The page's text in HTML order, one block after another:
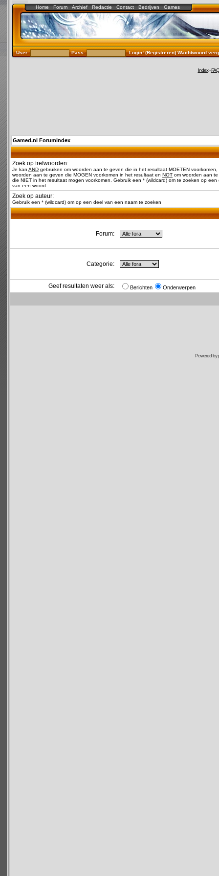
Home Forum Archief Redactie Contact Bedrijven Games
User: Pass: Login!(Registreren)Wachtwoord
Index-FAQ
Gamed.nl Forumindex
Zoek op trefwoorden:
Je kan AND gebruiken om woorden aan te geven die in het resultaat MOETEN voorkomen,
woorden aan te geven die MOGEN voorkomen in het resultaat en NOT om woorden aan
die NIET in het resultaat mogen voorkomen. Gebruik een * (wildcard) om te zoeken op een
van een woord.
Zoek op auteur:
Gebruik een * (wildcard) om op een deel van een naam te zoeken
Forum:
Categorie:
Geef resultaten weer als: Berichten Onderwerpen
Powered by